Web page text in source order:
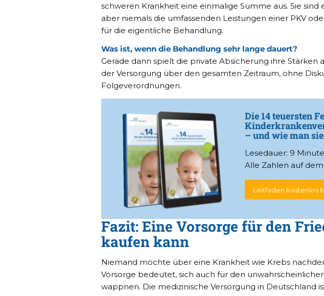
schweren Krankheit eine einmalige Summe aus. Sie
aber niemals die umfassenden Leistungen einer PKV
für die eigentliche Behandlung.
Was ist, wenn die Behandlung sehr lange dauert?
Gerade dann spielt die private Absicherung ihre Stärken
der Versorgung über den gesamten Zeitraum, ohne
Folgeverordnungen.
Die 14 teuersten
– und wie man
Lesedauer: 9
Alle Zahlen auf
Leitfaden kostenlos
Fazit: Eine Vorsorge für den
kaufen kann
Niemand möchte über eine Krankheit wie Krebs
Vorsorge bedeutet, sich auch für den
wappnen. Die medizinische Versorgung in Deutschland